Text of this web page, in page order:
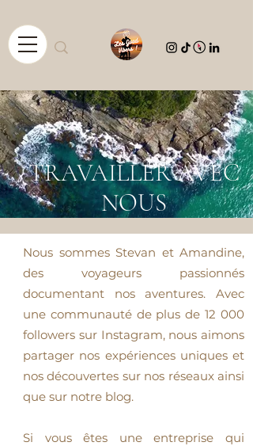
TRAVAILLER AVEC
NOUS
Nous sommes Stevan et Amandine,
des voyageurs passionnés
documentant nos aventures. Avec
une communauté de plus de 12 000
followers sur Instagram, nous aimons
partager nos expériences uniques et
nos découvertes sur nos réseaux ainsi
que sur notre blog.
Si vous êtes une entreprise qui